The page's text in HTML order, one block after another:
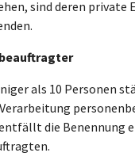
sind deren private
als 10 Personen
die Benennung